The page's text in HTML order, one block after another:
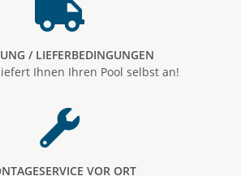
/ LIEFERBEDINGUNGEN
Ihnen Ihren Pool selbst an!
VOR ORT